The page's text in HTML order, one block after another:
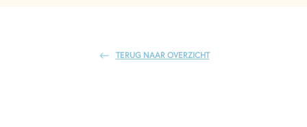
TERUG NAAR OVERZICHT